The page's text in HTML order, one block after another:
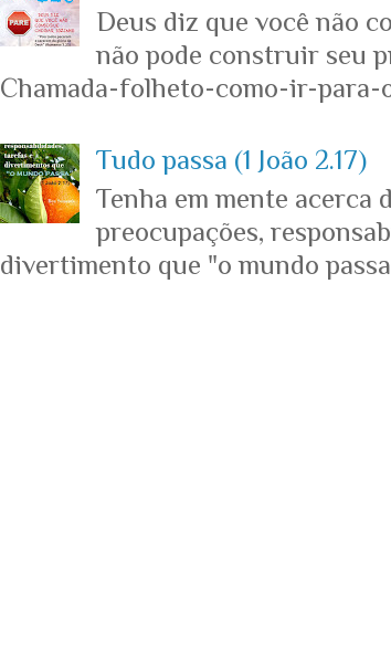
Deus diz que você não
não pode construir seu
Chamada-folheto-como-ir-para-
Tudo passa (1 João 2.17)
Tenha em mente acerca
preocupações,
divertimento que "o mundo